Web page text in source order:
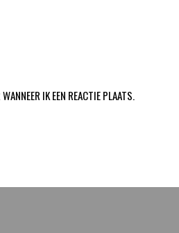
IK EEN REACTIE PLAATS.